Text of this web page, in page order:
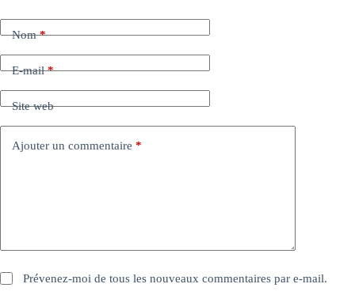
Nom*
E-mail*
Site web
Ajouter un commentaire *
Prévenez-moi de tous les nouveaux commentaires par e-mail.